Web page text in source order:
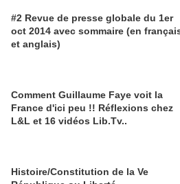
#2 Revue de presse globale du 1er
oct 2014 avec sommaire (en
et anglais)
Comment Guillaume Faye voit la
France d'ici peu !! Réflexions chez
L&L et 16 vidéos Lib.Tv..
Histoire/Constitution de la Ve